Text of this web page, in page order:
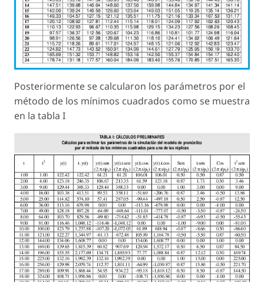
Posteriormente se calcularon los parámetros por el
método de los mínimos cuadrados como se muestra
en la tabla I